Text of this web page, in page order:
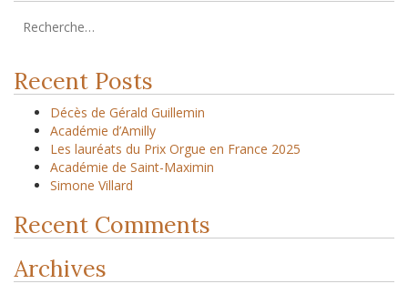
Recent Posts
Décès de Gérald Guillemin
Académie d’Amilly
Les lauréats du Prix Orgue en France 2025
Académie de Saint-Maximin
Simone Villard
Recent Comments
Archives